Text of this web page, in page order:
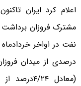
مشترک فروزان
(معادل ۴/